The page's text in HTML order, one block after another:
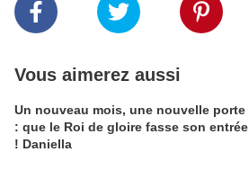
Vous aimerez aussi
Un nouveau mois, une nouvelle porte
: que le Roi de gloire fasse son entrée
! Daniella